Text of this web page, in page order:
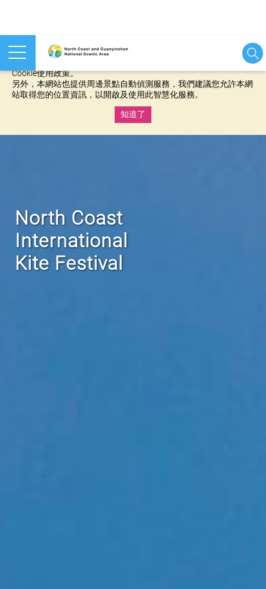
本網站使用cookies等相關技術以持續優化網站服務，並有助於為
Cookie使用政策。
另外，本網站也提供周邊景點自動偵測服務，我們建議您允許本網
站取得您的位置資訊，以開啟及使用此智慧化服務。
知道了
North Coast
International
Kite Festival